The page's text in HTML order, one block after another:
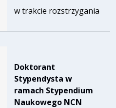
w trakcie rozstrzygania
Doktorant
Stypendysta w
ramach Stypendium
Naukowego NCN